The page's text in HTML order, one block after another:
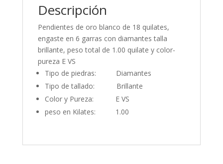
Descripción
Pendientes de oro blanco de 18 quilates,
engaste en 6 garras con diamantes talla
brillante, peso total de 1.00 quilate y color-
pureza E VS
Tipo de piedras: Diamantes
Tipo de tallado: Brillante
Color y Pureza: E VS
peso en Kilates: 1.00